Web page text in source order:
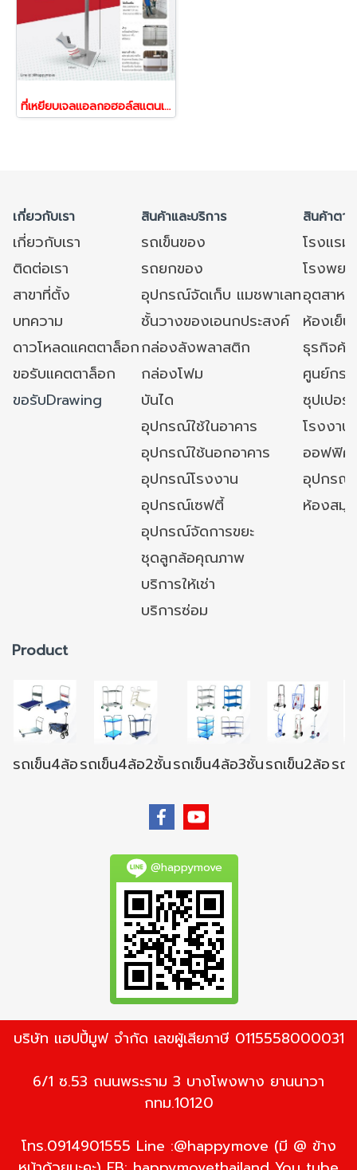
ที่เหยียบเจลแอลกอฮอล์สแตนเลส304แบบกลม
เกี่ยวกับเรา สินค้าและบริการ สินค้าตา
เกี่ยวกับเรา รถเข็นของ
โรงแร
ติดต่อเรา
รถยกของ
โรงพย
สาขาที่ตั้ง
อุปกรณ์จัดเก็บ แมชพาเลทอุตสาหก
บทความ
ชั้นวางของเอนกประสงค์
ห้องเย็
ดาวโหลดแคตตาล็อกกล่องลังพลาสติก
ธุรกิจค้
ขอรับแคตตาล็อก
กล่องโฟม
ศูนย์กร
ขอรับDrawing
บันได
ซุปเปอ
อุปกรณ์ใช้ในอาคาร
โรงงา
อุปกรณ์ใช้นอกอาคาร
ออฟฟิศ/
อุปกรณ์โรงงาน
อุปกรณ์
อุปกรณ์เซฟตี้
ห้องสมุ
อุปกรณ์จัดการขยะ
ชุดลูกล้อคุณภาพ
บริการให้เช่า
บริการซ่อม
Product
รถเข็น4ล้อรถเข็น4ล้อ2ชั้นรถเข็น4ล้อ3ชั้นรถเข็น2ล้อรถ
@happymove
บริษัท แฮปปี้มูฟ จำกัด เลขผู้เสียภาษี 0115558000031
6/1 ซ.53 ถนนพระราม 3 บางโพงพาง ยานนาวา
กทม.10120
โทร.0914901555 Line :@happymove (มี @ ข้าง